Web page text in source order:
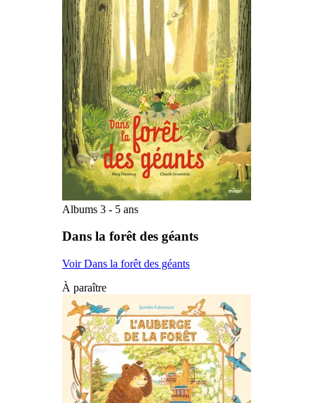
Albums 3 - 5 ans
Dans la forêt des géants
Voir Dans la forêt des géants
À paraître